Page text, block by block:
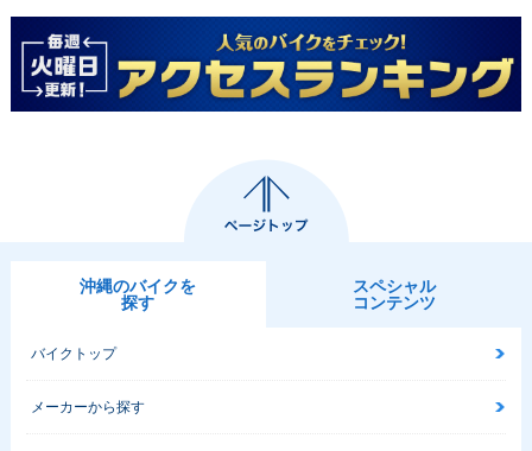
沖縄のバイクを
探す
スペシャル
コンテンツ
バイクトップ
メーカーから探す